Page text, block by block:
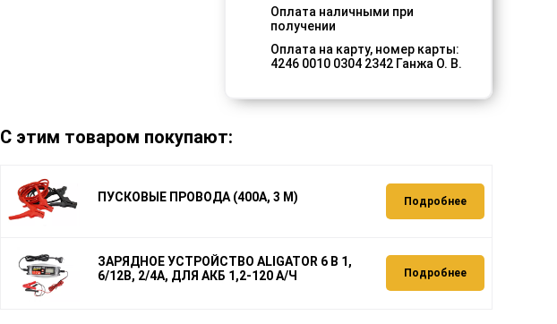
Оплата наличными при
получении
Оплата на карту, номер карты:
4246 0010 0304 2342 Ганжа О. В.
С этим товаром покупают:
ПУСКОВЫЕ ПРОВОДА (400А, 3 М) Подробнее
ЗАРЯДНОЕ УСТРОЙСТВО ALIGATOR 6 В 1,
6/12В, 2/4А, ДЛЯ АКБ 1,2-120 А/Ч
Подробнее